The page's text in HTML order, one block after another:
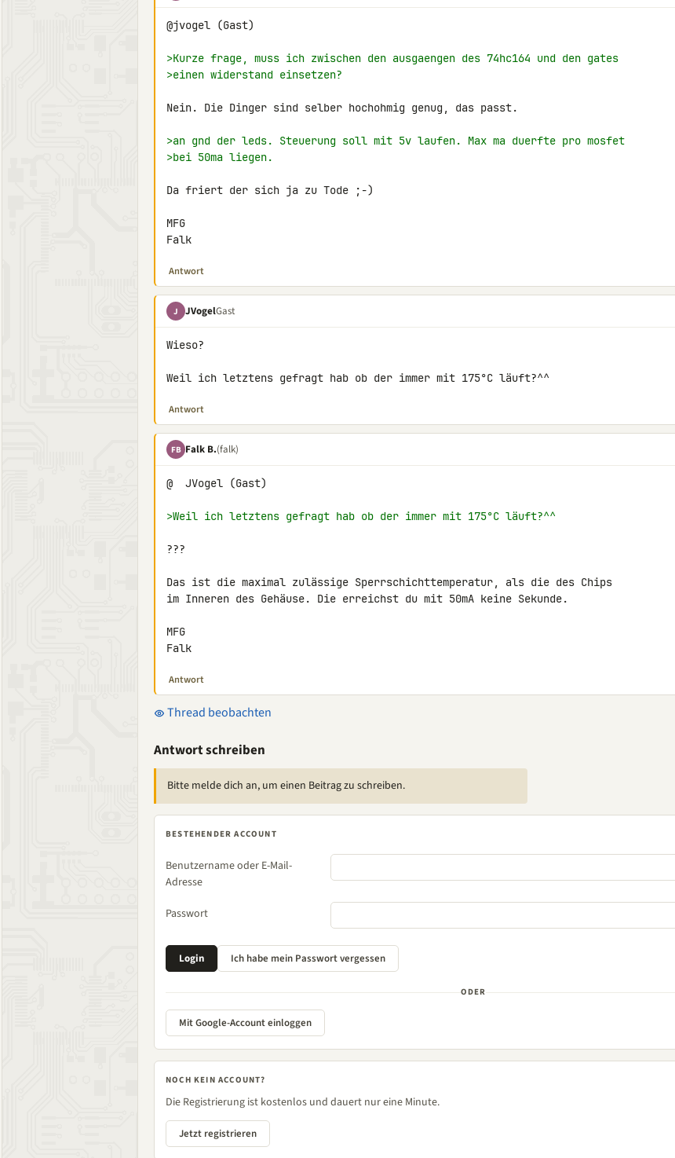
@jvogel (Gast)
>Kurze frage, muss ich zwischen den ausgaengen des 74hc164 und den gates
>einen widerstand einsetzen?
Nein. Die Dinger sind selber hochohmig genug, das passt.
>an gnd der leds. Steuerung soll mit 5v laufen. Max ma duerfte pro mosfet
>bei 50ma liegen.
Da friert der sich ja zu Tode ;-)
MFG
Falk
Antwort
J JVogelGast
Wieso?
Weil ich letztens gefragt hab ob der immer mit 175°C läuft?^^
Antwort
FB Falk B.(falk)
@  JVogel (Gast)
>Weil ich letztens gefragt hab ob der immer mit 175°C läuft?^^
???
Das ist die maximal zulässige Sperrschichttemperatur, als die des Chips
im Inneren des Gehäuse. Die erreichst du mit 50mA keine Sekunde.
MFG
Falk
Antwort
Thread beobachten
Antwort schreiben
Bitte melde dich an, um einen Beitrag zu schreiben.
BESTEHENDER ACCOUNT
Benutzername oder E-Mail-
Adresse
Passwort
ODER
Mit Google-Account einloggen
NOCH KEIN ACCOUNT?
Die Registrierung ist kostenlos und dauert nur eine Minute.
Jetzt registrieren